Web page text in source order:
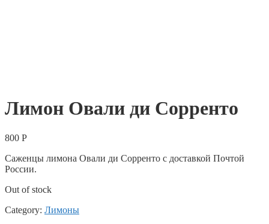
Лимон Овали ди Сорренто
800 Р
Саженцы лимона Овали ди Сорренто с доставкой Почтой
России.
Out of stock
Category: Лимоны